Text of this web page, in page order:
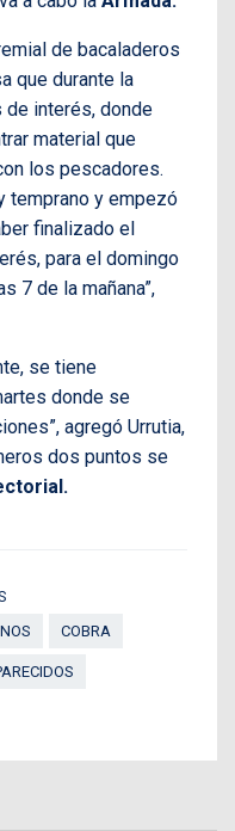
de bacaladeros
que durante la
de interés, donde
material que
los pescadores.
temprano y empezó
finalizado el
para el domingo
7 de la mañana”,
se tiene
donde se
agregó Urrutia,
dos puntos se
COBRA